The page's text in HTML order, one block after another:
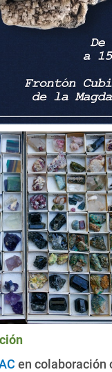
en colaboración